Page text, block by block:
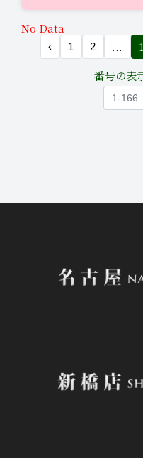
【✨SUMMER
よりスペシャル
No Data
‹ 1 2 ...
番号の表